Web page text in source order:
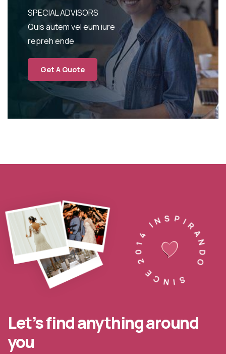
SPECIAL ADVISORS
Quis autem vel eum iure
repreh ende
Get A Quote
SINCE 2014 INSPIRANDO
Let’s find anything around
you